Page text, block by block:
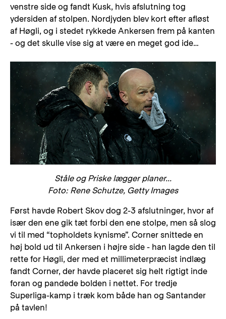
venstre side og fandt Kusk, hvis afslutning tog
ydersiden af stolpen. Nordjyden blev kort efter afløst
af Høgli, og i stedet rykkede Ankersen frem på kanten
- og det skulle vise sig at være en meget god ide…
Ståle og Priske lægger planer...
Foto: Rene Schutze, Getty Images
Først havde Robert Skov dog 2-3 afslutninger, hvor af
især den ene gik tæt forbi den ene stolpe, men så slog
vi til med “topholdets kynisme”. Corner snittede en
høj bold ud til Ankersen i højre side - han lagde den til
rette for Høgli, der med et millimeterpræcist indlæg
fandt Corner, der havde placeret sig helt rigtigt inde
foran og pandede bolden i nettet. For tredje
Superliga-kamp i træk kom både han og Santander
på tavlen!